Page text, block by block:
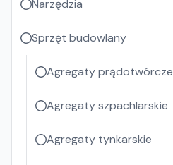
Narzędzia
Sprzęt budowlany
Agregaty prądotwórcze
Agregaty szpachlarskie
Agregaty tynkarskie